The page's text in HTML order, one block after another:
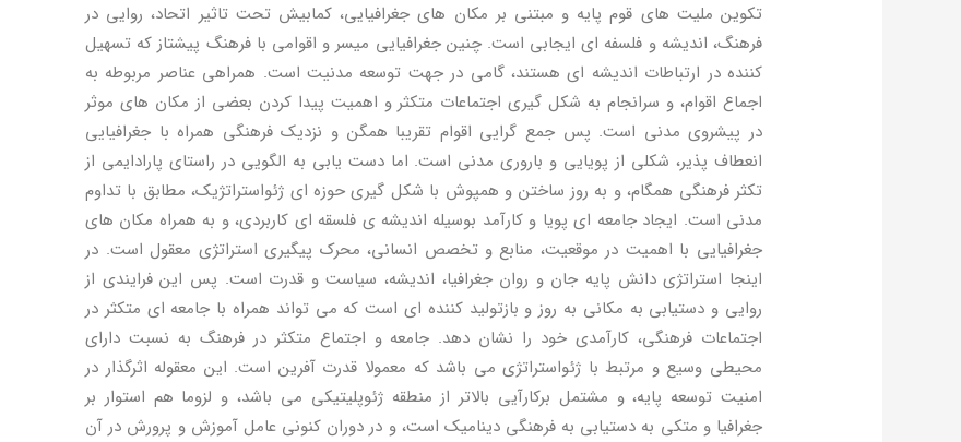
تکوین ملیت های قوم پایه و مبتنی بر مکان های جغرافیایی، کمابیش تحت تاثیر اتحاد، روایی در
فرهنگ، اندیشه و فلسفه ای ایجابی است. چنین جغرافیایی میسر و اقوامی با فرهنگ پیشتاز که تسهیل
کننده در ارتباطات اندیشه ای هستند، گامی در جهت توسعه مدنیت است. همراهی عناصر مربوطه به
اجماع اقوام، و سرانجام به شکل گیری اجتماعات متکثر و اهمیت پیدا کردن بعضی از مکان های موثر
در پیشروی مدنی است. پس جمع گرایی اقوام تقریبا همگن و نزدیک فرهنگی همراه با جغرافیایی
انعطاف پذیر، شکلی از پویایی و باروری مدنی است. اما دست یابی به الگویی در راستای پارادایمی از
تکثر فرهنگی همگام، و به روز ساختن و همپوش با شکل گیری حوزه ای ژئواستراتژیک، مطابق با تداوم
مدنی است. ایجاد جامعه ای پویا و کارآمد بوسیله اندیشه ی فلسقه ای کاربردی، و به همراه مکان های
جغرافیایی با اهمیت در موقعیت، منابع و تخصص انسانی، محرک پیگیری استراتژی معقول است. در
اینجا استراتژی دانش پایه جان و روان جغرافیا، اندیشه، سیاست و قدرت است. پس این فرایندی از
روایی و دستیابی به مکانی به روز و بازتولید کننده ای است که می تواند همراه با جامعه ای متکثر در
اجتماعات فرهنگی، کارآمدی خود را نشان دهد. جامعه و اجتماع متکثر در فرهنگ به نسبت دارای
محیطی وسیع و مرتبط با ژئواستراتژی می باشد که معمولا قدرت آفرین است. این معقوله اثرگذار در
امنیت توسعه پایه، و مشتمل برکارآیی بالاتر از منطقه ژئوپلیتیکی می باشد، و لزوما هم استوار بر
جغرافیا و متکی به دستیابی به فرهنگی دینامیک است، و در دوران کنونی عامل آموزش و پرورش در آن